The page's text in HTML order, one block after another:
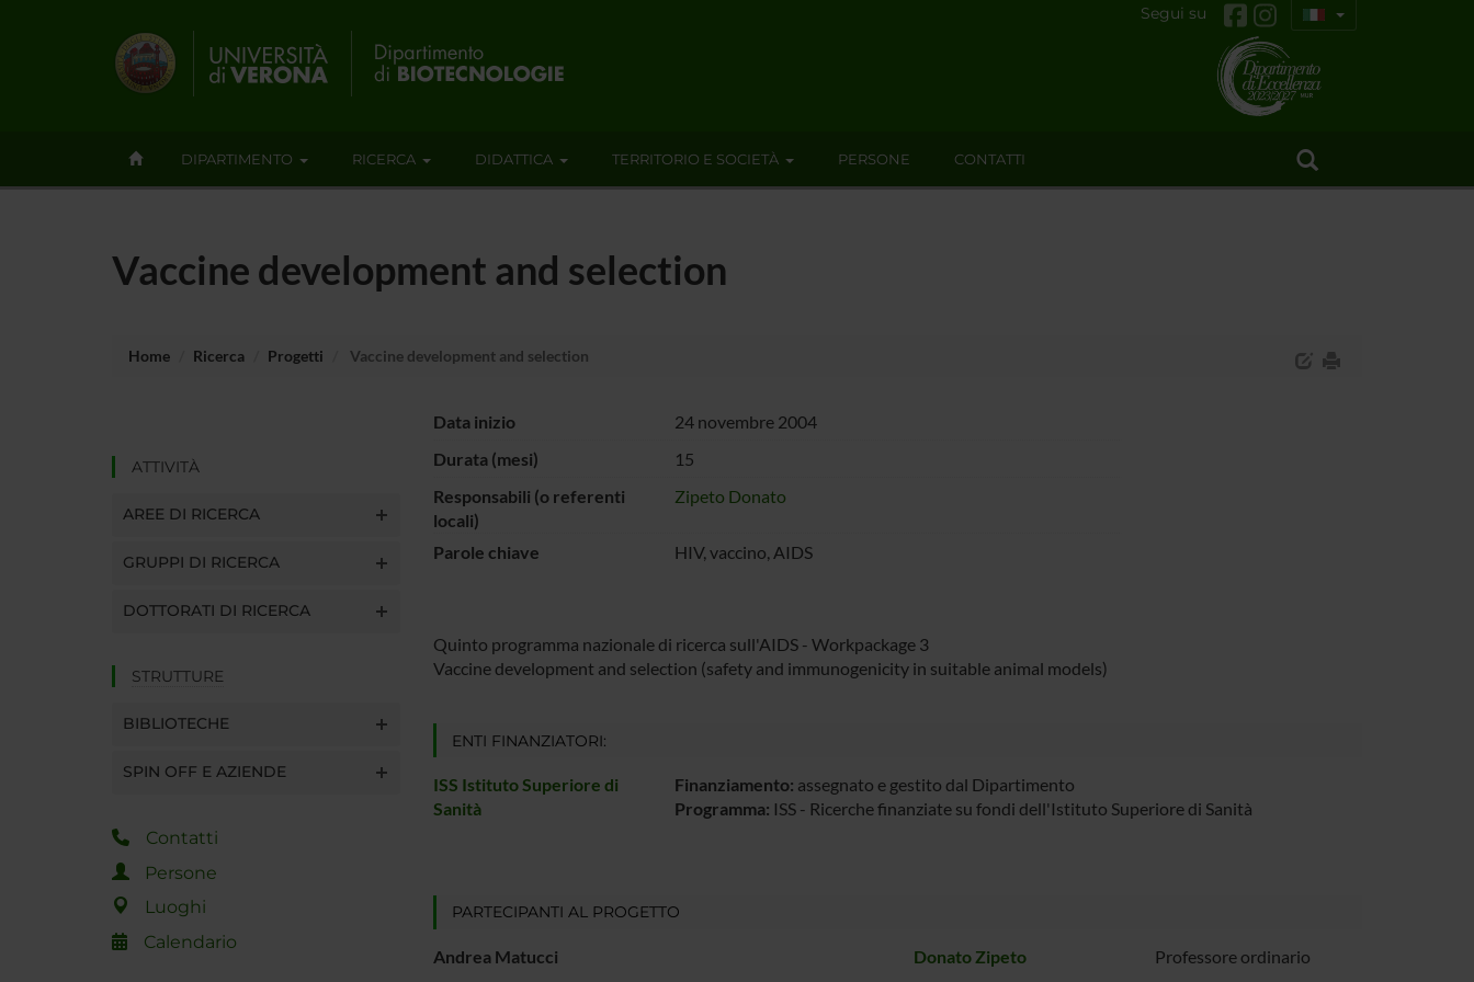
Segui su
DIPARTIMENTO RICERCA DIDATTICA TERRITORIO E SOCIETÀ PERSONE CONTATTI
Vaccine development and selection
Home Ricerca Progetti Vaccine development and selection
ATTIVITÀ
AREE DI RICERCA
GRUPPI DI RICERCA
DOTTORATI DI RICERCA
STRUTTURE
BIBLIOTECHE
SPIN OFF E AZIENDE
Contatti
Persone
Luoghi
Calendario
Data inizio
24 novembre 2004
Durata (mesi)
15
Responsabili (o referenti
locali)
Zipeto Donato
Parole chiave HIV, vaccino, AIDS
Quinto programma nazionale di ricerca sull'AIDS - Workpackage 3
Vaccine development and selection (safety and immunogenicity in suitable animal models)
ENTI FINANZIATORI:
ISS Istituto Superiore di
Sanità
Finanziamento: assegnato e gestito dal Dipartimento
Programma: ISS - Ricerche finanziate su fondi dell'Istituto Superiore di Sanità
PARTECIPANTI AL PROGETTO
Andrea Matucci Donato Zipeto Professore ordinario